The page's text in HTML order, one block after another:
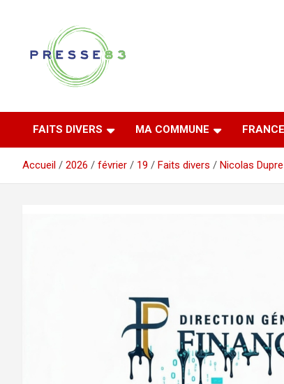
Presse 83
FAITS DIVERS MA COMMUNE
Accueil 2026 février 19 Faits divers Nicolas Dupre